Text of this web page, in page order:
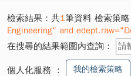
檢索結果：共1筆資料 檢索策略
Engineering" and
在搜尋的結果範圍內查詢：
個人化服務 ： 我的檢索策略